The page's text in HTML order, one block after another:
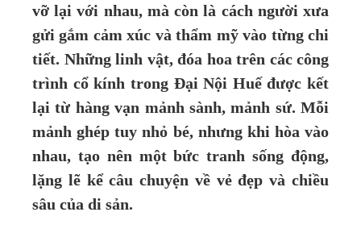
vỡ lại với nhau, mà còn là cách người xưa
gửi gắm cảm xúc và thẩm mỹ vào từng chi
tiết. Những linh vật, đóa hoa trên các công
trình cổ kính trong Đại Nội Huế được kết
lại từ hàng vạn mảnh sành, mảnh sứ. Mỗi
mảnh ghép tuy nhỏ bé, nhưng khi hòa vào
nhau, tạo nên một bức tranh sống động,
lặng lẽ kể câu chuyện về vẻ đẹp và chiều
sâu của di sản.